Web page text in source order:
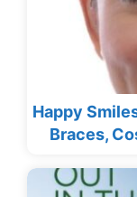
Happy
Braces,